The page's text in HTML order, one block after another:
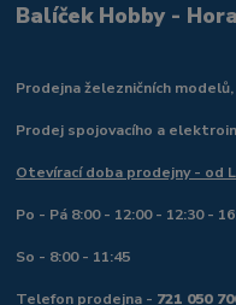
Balíček Hobby -
Prodejna železničních
Prodej spojovacího a
Otevírací doba prodejny - od
Po - Pá 8:00 - 12:00 - 12:30 -
So - 8:00 - 11:45
Telefon prodejna - 721 050